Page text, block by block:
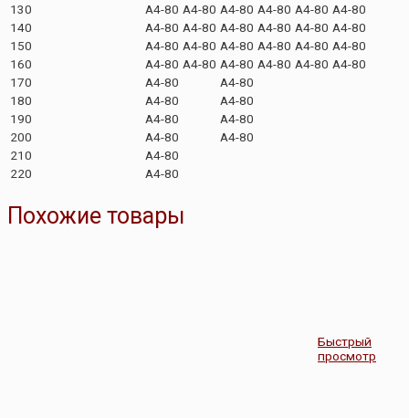
130
A4-80 A4-80 A4-80 A4-80 A4-80 A4-80
140
A4-80 A4-80 A4-80 A4-80 A4-80 A4-80
150
A4-80 A4-80 A4-80 A4-80 A4-80 A4-80
160
A4-80 A4-80 A4-80 A4-80 A4-80 A4-80
170
A4-80
A4-80
180
A4-80
A4-80
190
A4-80
A4-80
200
A4-80
A4-80
210
A4-80
220
A4-80
Похожие товары
Быстрый
просмотр